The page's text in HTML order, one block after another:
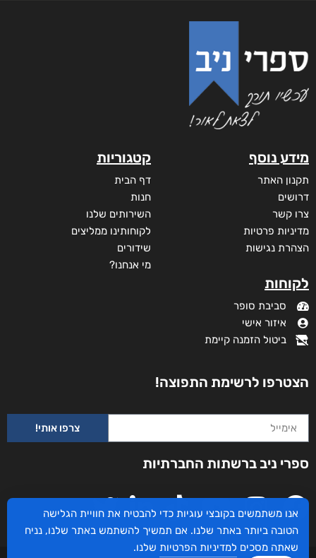
מידע נוסף
תקנון האתר
דרושים
צרו קשר
מדיניות פרטיות
הצהרת נגישות
לקוחות
סביבת סופר
איזור אישי
ביטול הזמנה קיימת
קטגוריות
דף הבית
חנות
השירותים שלנו
לקוחותינו ממליצים
שידורים
מי אנחנו?
הצטרפו לרשימת התפוצה!
צרפו אותי!
ספרי ניב ברשתות החברתיות
אנו משתמשים בקובצי עוגיות כדי להבטיח את חוויית הגלישה
הטובה ביותר באתר שלנו. אם תמשיך להשתמש באתר שלנו, נניח
שאתה מסכים למדיניות הפרטיות שלנו.